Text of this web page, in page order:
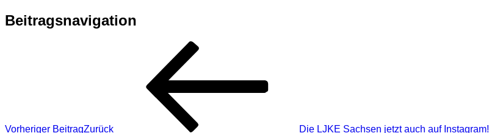
Beitragsnavigation
Vorheriger BeitragZurück Die LJKE Sachsen jetzt auch auf Instagram!